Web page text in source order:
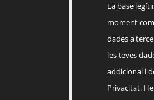
La base
moment
dades a
les teves
addicional i
Privacitat.